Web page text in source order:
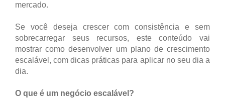
mercado.
Se você deseja crescer com consistência e sem
sobrecarregar seus recursos, este conteúdo vai
mostrar como desenvolver um plano de crescimento
escalável, com dicas práticas para aplicar no seu dia a
dia.
O que é um negócio escalável?